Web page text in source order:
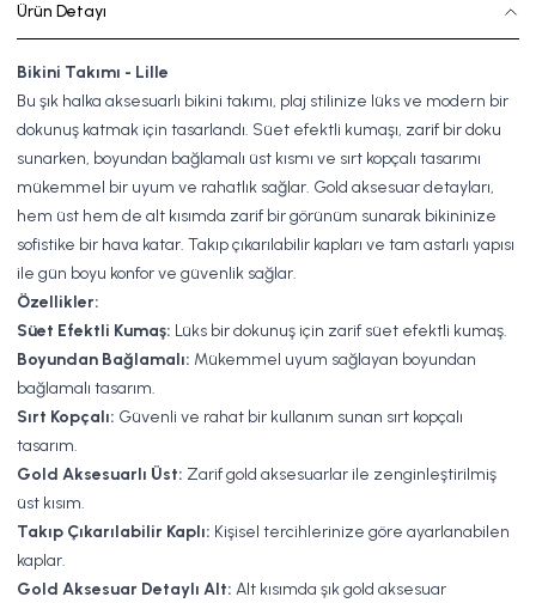
Ürün Detayı
Bikini Takımı - Lille
Bu şık halka aksesuarlı bikini takımı, plaj stilinize lüks ve modern bir
dokunuş katmak için tasarlandı. Süet efektli kumaşı, zarif bir doku
sunarken, boyundan bağlamalı üst kısmı ve sırt kopçalı tasarımı
mükemmel bir uyum ve rahatlık sağlar. Gold aksesuar detayları,
hem üst hem de alt kısımda zarif bir görünüm sunarak bikininize
sofistike bir hava katar. Takıp çıkarılabilir kapları ve tam astarlı yapısı
ile gün boyu konfor ve güvenlik sağlar.
Özellikler:
Süet Efektli Kumaş: Lüks bir dokunuş için zarif süet efektli kumaş.
Boyundan Bağlamalı: Mükemmel uyum sağlayan boyundan
bağlamalı tasarım.
Sırt Kopçalı: Güvenli ve rahat bir kullanım sunan sırt kopçalı
tasarım.
Gold Aksesuarlı Üst: Zarif gold aksesuarlar ile zenginleştirilmiş
üst kısım.
Takıp Çıkarılabilir Kaplı: Kişisel tercihlerinize göre ayarlanabilen
kaplar.
Gold Aksesuar Detaylı Alt: Alt kısımda şık gold aksesuar